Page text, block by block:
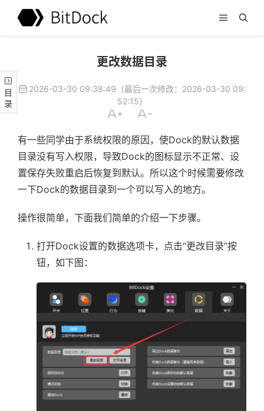
目录
更改数据目录
2026-03-30 09:38:49（最后一次修改：2026-03-30 09:
52:15）
有一些同学由于系统权限的原因，使Dock的默认数据
目录没有写入权限，导致Dock的图标显示不正常、设
置保存失败重启后恢复到默认。所以这个时候需要修改
一下Dock的数据目录到一个可以写入的地方。
操作很简单，下面我们简单的介绍一下步骤。
打开Dock设置的数据选项卡，点击“更改目录”按
钮，如下图：